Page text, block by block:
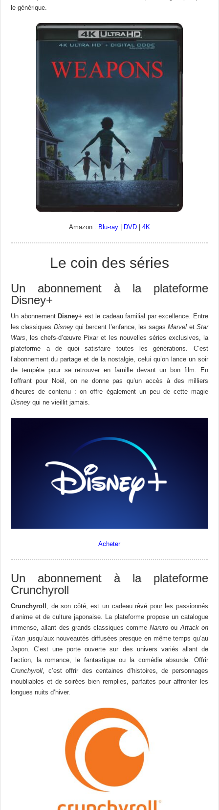
le générique.
Amazon : Blu-ray| DVD| 4K
Le coin des séries
Un abonnement à la plateforme
Disney+
Un abonnementDisney+ est le cadeau familial par excellence. Entre
les classiques Disneyqui bercent l’enfance, les sagasMarvel et Star
Wars , les chefs-d’œuvre Pixar et les nouvelles séries exclusives, la
plateforme a de quoi satisfaire toutes les générations. C’est
l’abonnement du partage et de la nostalgie, celui qu’on lance un soir
de tempête pour se retrouver en famille devant un bon film. En
l’offrant pour Noël, on ne donne pas qu’un accès à des milliers
d’heures de contenu : on offre également un peu de cette magie
Disney qui ne vieillit jamais.
Acheter
Un abonnement à la plateforme
Crunchyroll
Crunchyroll , de son côté, est un cadeau rêvé pour les passionnés
d’anime et de culture japonaise. La plateforme propose un catalogue
immense, allant des grands classiques commeNaruto ou Attack on
Titan jusqu’aux nouveautés diffusées presque en même temps qu’au
Japon. C’est une porte ouverte sur des univers variés allant de
l’action, la romance, le fantastique ou la comédie absurde. Offrir
Crunchyroll, c’est offrir des centaines d’histoires, de personnages
inoubliables et de soirées bien remplies, parfaites pour affronter les
longues nuits d’hiver.